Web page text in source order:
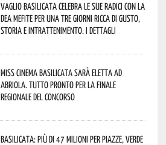
Vaglio Basilicata celebra le sue radici con la
Dea Mefite per una tre giorni ricca di gusto,
storia e intrattenimento. I dettagli
Miss Cinema Basilicata sarà eletta ad
Abriola. Tutto pronto per la finale
regionale del concorso
Basilicata: più di 47 milioni per piazze, verde